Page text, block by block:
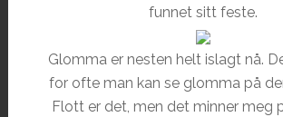
funnet sitt feste.
Glomma er nesten helt islagt nå.
for ofte man kan se glomma på
Flott er det, men det minner meg